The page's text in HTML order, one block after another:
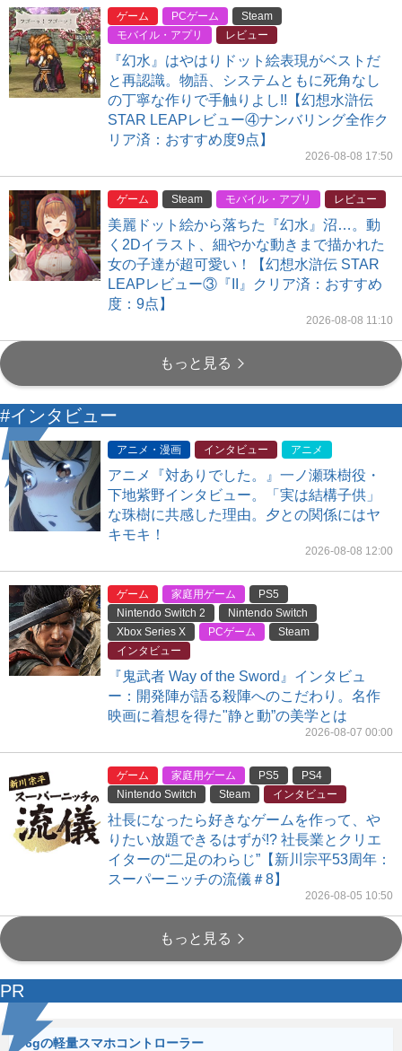
ゲーム PCゲーム
Steam
モバイル・アプリ
レビュー
『幻水』はやはりドット絵表現がベストだ
と再認識。物語、システムともに死角なし
の丁寧な作りで手触りよし!!【幻想水滸伝
STAR LEAPレビュー④ナンバリング全作ク
リア済：おすすめ度9点】
2026-08-08 17:50
ゲーム Steam モバイル・アプリ レビュー
美麗ドット絵から落ちた『幻水』沼…。動
く2Dイラスト、細やかな動きまで描かれた
女の子達が超可愛い！【幻想水滸伝 STAR
LEAPレビュー③『II』クリア済：おすすめ
度：9点】
2026-08-08 11:10
もっと見る
#インタビュー
アニメ・漫画 インタビュー アニメ
アニメ『対ありでした。』一ノ瀬珠樹役・
下地紫野インタビュー。「実は結構子供」
な珠樹に共感した理由。夕との関係にはヤ
キモキ！
2026-08-08 12:00
ゲーム 家庭用ゲーム
PS5
Nintendo Switch 2
Nintendo Switch
Xbox Series X
PCゲーム
Steam
インタビュー
『鬼武者 Way of the Sword』インタビュ
ー：開発陣が語る殺陣へのこだわり。名作
映画に着想を得た"静と動”の美学とは
2026-08-07 00:00
ゲーム 家庭用ゲーム PS5
PS4
Nintendo Switch
Steam インタビュー
社長になったら好きなゲームを作って、や
りたい放題できるはずが!? 社長業とクリエ
イターの“二足のわらじ”【新川宗平53周年：
スーパーニッチの流儀＃8】
2026-08-05 10:50
もっと見る
PR
56gの軽量スマホコントローラー